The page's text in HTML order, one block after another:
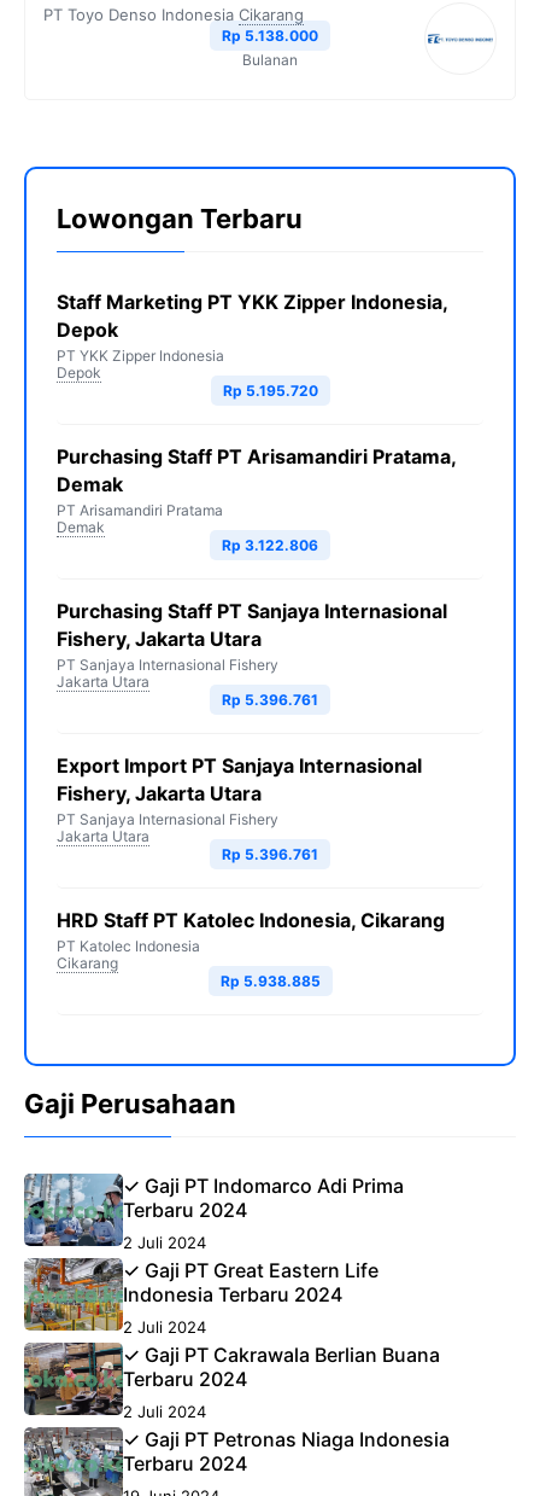
PT Toyo Denso Indonesia Cikarang
Rp 5.138.000
Bulanan
Lowongan Terbaru
Staff Marketing PT YKK Zipper Indonesia,
Depok
PT YKK Zipper Indonesia
Depok
Rp 5.195.720
Purchasing Staff PT Arisamandiri Pratama,
Demak
PT Arisamandiri Pratama
Demak
Rp 3.122.806
Purchasing Staff PT Sanjaya Internasional
Fishery, Jakarta Utara
PT Sanjaya Internasional Fishery
Jakarta Utara
Rp 5.396.761
Export Import PT Sanjaya Internasional
Fishery, Jakarta Utara
PT Sanjaya Internasional Fishery
Jakarta Utara
Rp 5.396.761
HRD Staff PT Katolec Indonesia, Cikarang
PT Katolec Indonesia
Cikarang
Rp 5.938.885
Gaji Perusahaan
✓ Gaji PT Indomarco Adi Prima
Terbaru 2024
2 Juli 2024
✓ Gaji PT Great Eastern Life
Indonesia Terbaru 2024
2 Juli 2024
✓ Gaji PT Cakrawala Berlian Buana
Terbaru 2024
2 Juli 2024
✓ Gaji PT Petronas Niaga Indonesia
Terbaru 2024